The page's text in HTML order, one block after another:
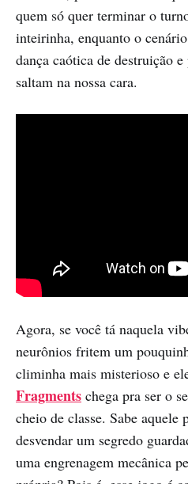
quem só quer terminar o
inteirinha, enquanto o
dança caótica de destruição
saltam na nossa cara.
Agora, se você tá naquela
neurônios fritem um
climinha mais misterioso e
Fragments chega pra ser o
cheio de classe. Sabe aquele
desvendar um segredo
uma engrenagem mecânica